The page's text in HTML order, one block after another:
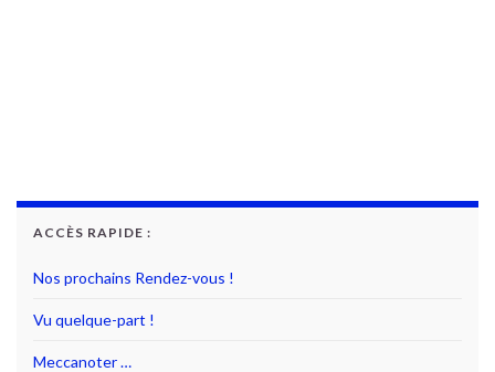
ACCÈS RAPIDE :
Nos prochains Rendez-vous !
Vu quelque-part !
Meccanoter …